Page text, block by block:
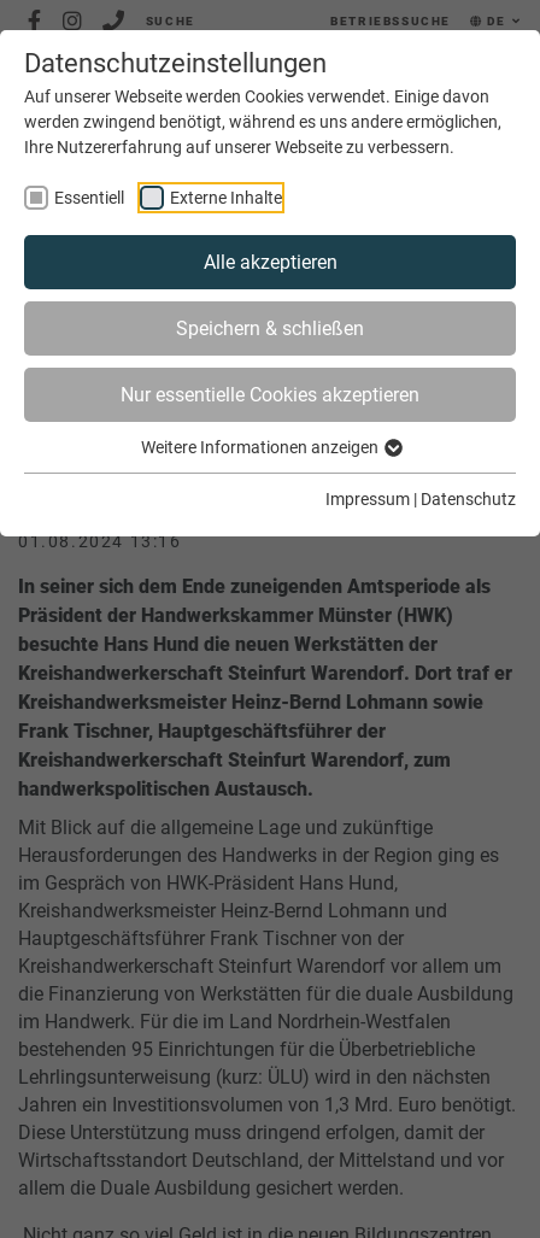
Datenschutzeinstellungen
Auf unserer Webseite werden Cookies verwendet. Einige davon
werden zwingend benötigt, während es uns andere ermöglichen,
Ihre Nutzererfahrung auf unserer Webseite zu verbessern.
Essentiell Externe Inhalte
Alle akzeptieren
Speichern & schließen
Nur essentielle Cookies akzeptieren
Weitere Informationen anzeigen
Impressum | Datenschutz
SUCHE BETRIEBSSUCHE DE
MENÜ
AKTUELLES
HWK-PRÄSIDENT HANS HUND BESUCHT KH
HWK-Präsident Hans Hund besucht KH
01.08.2024 13:16
In seiner sich dem Ende zuneigenden Amtsperiode als
Präsident der Handwerkskammer Münster (HWK)
besuchte Hans Hund die neuen Werkstätten der
Kreishandwerkerschaft Steinfurt Warendorf. Dort traf er
Kreishandwerksmeister Heinz-Bernd Lohmann sowie
Frank Tischner, Hauptgeschäftsführer der
Kreishandwerkerschaft Steinfurt Warendorf, zum
handwerkspolitischen Austausch.
Mit Blick auf die allgemeine Lage und zukünftige
Herausforderungen des Handwerks in der Region ging es
im Gespräch von HWK-Präsident Hans Hund,
Kreishandwerksmeister Heinz-Bernd Lohmann und
Hauptgeschäftsführer Frank Tischner von der
Kreishandwerkerschaft Steinfurt Warendorf vor allem um
die Finanzierung von Werkstätten für die duale Ausbildung
im Handwerk. Für die im Land Nordrhein-Westfalen
bestehenden 95 Einrichtungen für die Überbetriebliche
Lehrlingsunterweisung (kurz: ÜLU) wird in den nächsten
Jahren ein Investitionsvolumen von 1,3 Mrd. Euro benötigt.
Diese Unterstützung muss dringend erfolgen, damit der
Wirtschaftsstandort Deutschland, der Mittelstand und vor
allem die Duale Ausbildung gesichert werden.